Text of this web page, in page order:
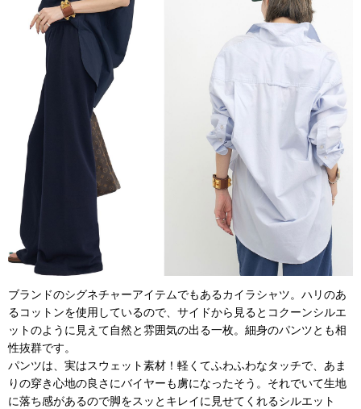
ブランドのシグネチャーアイテムでもあるカイラシャツ。ハリのあ
るコットンを使用しているので、サイドから見るとコクーンシルエ
ットのように見えて自然と雰囲気の出る一枚。細身のパンツとも相
性抜群です。
パンツは、実はスウェット素材！軽くてふわふわなタッチで、あま
りの穿き心地の良さにバイヤーも虜になったそう。それでいて生地
に落ち感があるので脚をスッとキレイに見せてくれるシルエット